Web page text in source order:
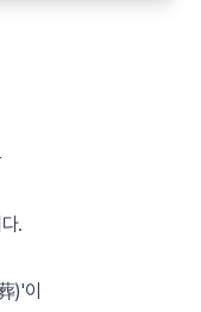
.
)'이